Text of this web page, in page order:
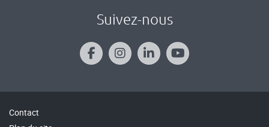
Suivez-nous
Contact